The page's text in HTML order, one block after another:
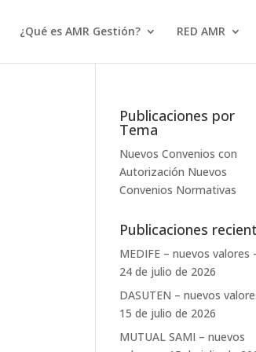
¿Qué es AMR Gestión? RED AMR
Publicaciones por
Tema
Nuevos Convenios con
Autorización Nuevos
Convenios Normativas
Publicaciones
MEDIFE – nuevos valores
24 de julio de 2026
DASUTEN – nuevos
15 de julio de 2026
MUTUAL SAMI – nuevos